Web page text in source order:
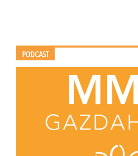
PODCAST